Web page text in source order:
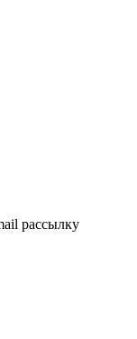
рассылку